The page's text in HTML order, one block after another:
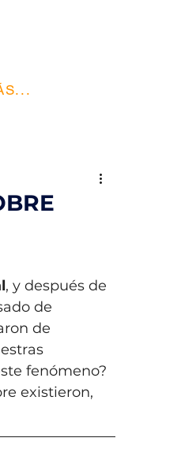
, y después de
de
de
fenómeno?
existieron,